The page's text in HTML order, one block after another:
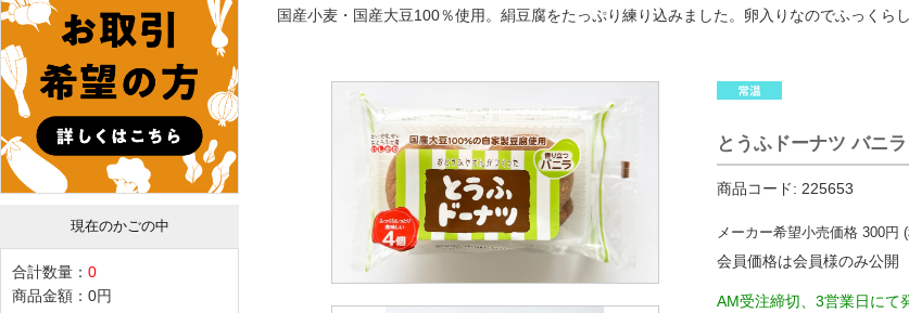
現在のかごの中
合計数量： 0
商品金額： 0円
国産小麦・国産大豆100％使用。絹豆腐をたっぷり練り込みました。卵入りなのでふっくら
とうふドーナツ バニ
商品コード: 225653
メーカー希望小売価格 300円
会員価格は会員様のみ公開
AM受注締切、3営業日にて